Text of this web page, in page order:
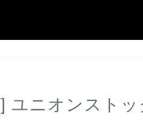
ユニオンスト